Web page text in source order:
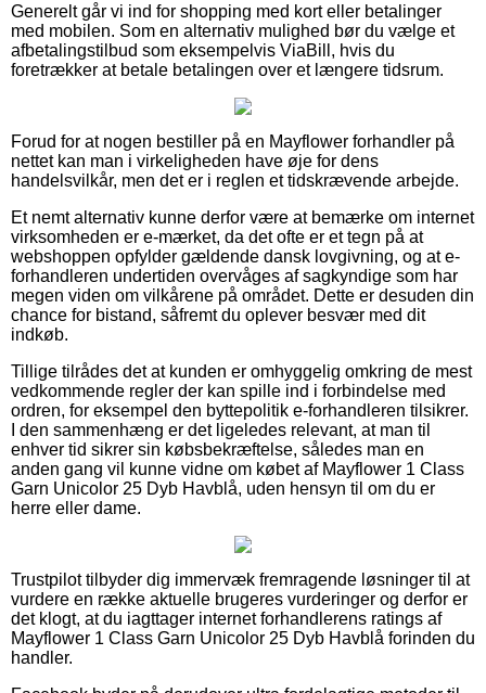
Generelt går vi ind for shopping med kort eller betalinger
med mobilen. Som en alternativ mulighed bør du vælge et
afbetalingstilbud som eksempelvis ViaBill, hvis du
foretrækker at betale betalingen over et længere tidsrum.
Forud for at nogen bestiller på en Mayflower forhandler på
nettet kan man i virkeligheden have øje for dens
handelsvilkår, men det er i reglen et tidskrævende arbejde.
Et nemt alternativ kunne derfor være at bemærke om internet
virksomheden er e-mærket, da det ofte er et tegn på at
webshoppen opfylder gældende dansk lovgivning, og at e-
forhandleren undertiden overvåges af sagkyndige som har
megen viden om vilkårene på området. Dette er desuden din
chance for bistand, såfremt du oplever besvær med dit
indkøb.
Tillige tilrådes det at kunden er omhyggelig omkring de mest
vedkommende regler der kan spille ind i forbindelse med
ordren, for eksempel den byttepolitik e-forhandleren tilsikrer.
I den sammenhæng er det ligeledes relevant, at man til
enhver tid sikrer sin købsbekræftelse, således man en
anden gang vil kunne vidne om købet af Mayflower 1 Class
Garn Unicolor 25 Dyb Havblå, uden hensyn til om du er
herre eller dame.
Trustpilot tilbyder dig immervæk fremragende løsninger til at
vurdere en række aktuelle brugeres vurderinger og derfor er
det klogt, at du iagttager internet forhandlerens ratings af
Mayflower 1 Class Garn Unicolor 25 Dyb Havblå forinden du
handler.